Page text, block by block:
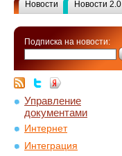
Новости Новости 2.0
Подписка на новости:
Управление
документами
Интернет
Интеграция